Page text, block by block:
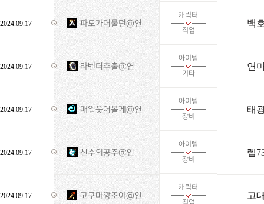
2024.09.17 파도가머물던@연
캐릭터
직업
2024.09.17 라벤더추출@연
아이템
기타
연
2024.09.17 매일웃어볼게@연
아이템
장비
태
2024.09.17 신수의공주@연
아이템
장비
렙
2024.09.17 고구마깡조아@연
캐릭터
고